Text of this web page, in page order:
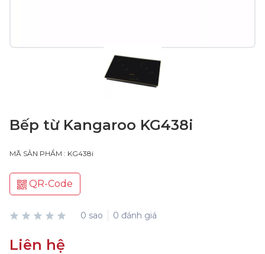
Bếp từ Kangaroo KG438i
MÃ SẢN PHẨM : KG438i
QR-Code
0 sao 0 đánh giá
Liên hệ